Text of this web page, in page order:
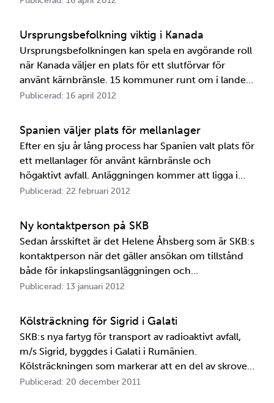
för att öka kunskapen på området. Debatten om
hur kop…
Ursprungsbefolkning viktig i Kanada
Ursprungsbefolkningen kan spela en avgörande roll
när Kanada väljer en plats för ett slutförvar för
använt kärnbränsle. 15 kommuner runt om i landet
har anmält sitt intresse för att veta mer om en
process att hitta en lämplig metod och en plats för
ett slu…
Publicerad: 16 april 2012
Spanien väljer plats för mellanlager
Efter en sju år lång process har Spanien valt plats för
ett mellanlager för använt kärnbränsle och
högaktivt avfall. Anläggningen kommer att ligga i
den lilla byn Villar de Cañas. Spanien har åtta
finns också två reaktorer som håller på att monte…
Publicerad: 22 februari 2012
Ny kontaktperson på SKB
Sedan årsskiftet är det Helene Åhsberg som är SKB:s
kontaktperson när det gäller ansökan om tillstånd
både för inkapslingsanläggningen och
Kärnbränsleförvaret. Hennes uppgift är bland annat
Helene Åhsberg är 39 år och har arbetat på SKB
Publicerad: 13 januari 2012
Kölsträckning för Sigrid i Galati
SKB:s nya fartyg för transport av radioaktivt avfall,
m/s Sigrid, byggdes i Galati i Rumänien.
Kölsträckningen som markerar att en del av skrovet
är klart genomfördes i december 2011. En tiokrona
Publicerad: 20 december 2011